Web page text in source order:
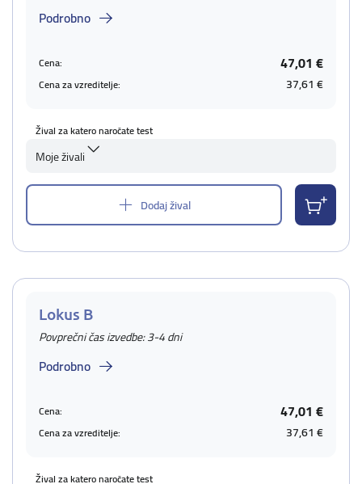
Podrobno
Cena: 47,01 €
Cena za vzreditelje: 37,61 €
Žival za katero naročate test
Moje živali
Dodaj žival
Lokus B
Povprečni čas izvedbe: 3-4 dni
Podrobno
Cena: 47,01 €
Cena za vzreditelje: 37,61 €
Žival za katero naročate test